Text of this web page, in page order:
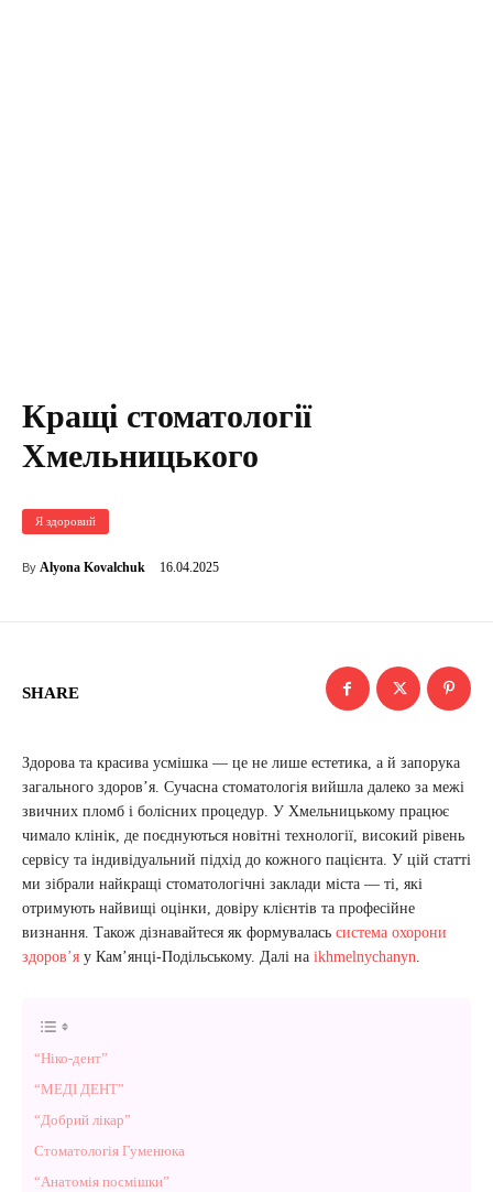
Кращі стоматології
Хмельницького
Я здоровий
By Alyona Kovalchuk 16.04.2025
SHARE
Здорова та красива усмішка — це не лише естетика, а й запорука
загального здоров’я. Сучасна стоматологія вийшла далеко за межі
звичних пломб і болісних процедур. У Хмельницькому працює
чимало клінік, де поєднуються новітні технології, високий рівень
сервісу та індивідуальний підхід до кожного пацієнта. У цій статті
ми зібрали найкращі стоматологічні заклади міста — ті, які
отримують найвищі оцінки, довіру клієнтів та професійне
визнання. Також дізнавайтеся як формувалась система охорони
здоровʼя у Камʼянці-Подільському. Далі на ikhmelnychanyn.
“Ніко-дент”
“МЕДІ ДЕНТ”
“Добрий лікар”
Стоматологія Гуменюка
“Анатомія посмішки”